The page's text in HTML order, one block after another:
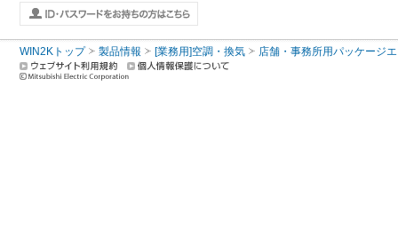
WIN2Kトップ 製品情報 [業務用]空調・換気 店舗・事務所用パッケージ